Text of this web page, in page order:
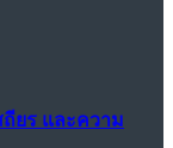
ถียร และความ